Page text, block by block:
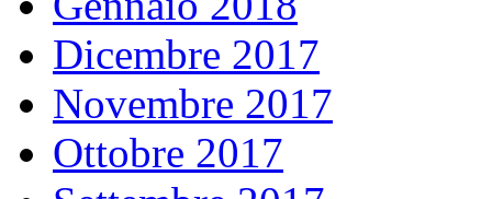
Dicembre 2017
Novembre 2017
Ottobre 2017